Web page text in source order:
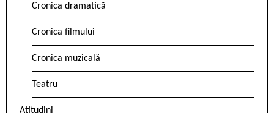
Cronica dramatică
Cronica filmului
Cronica muzicală
Teatru
Atitudini